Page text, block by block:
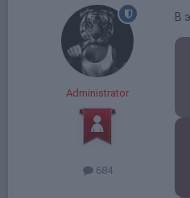
Administrator
684
В